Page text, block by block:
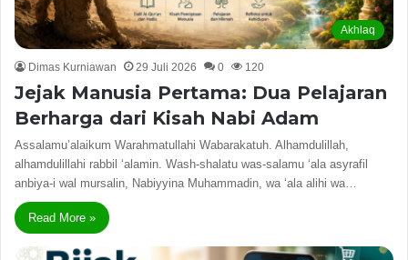
Akhlaq
Dimas Kurniawan 29 Juli 2026 0 120
Jejak Manusia Pertama: Dua Pelajaran
Berharga dari Kisah Nabi Adam
Assalamu’alaikum Warahmatullahi Wabarakatuh. Alhamdulillah,
alhamdulillahi rabbil ‘alamin. Wash-shalatu was-salamu ‘ala asyrafil
anbiya-i wal mursalin, Nabiyyina Muhammadin, wa ‘ala alihi wa…
Read More »